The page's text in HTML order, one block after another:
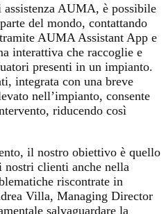
AUMA, è possibile
del mondo, contattando
AUMA Assistant App e
interattiva che raccoglie e
presenti in un impianto.
integrata con una breve
nell’impianto, consente
riducendo così
il nostro obiettivo è quello
nostri clienti anche nella
riscontrate in
Villa, Managing Director
salvaguardare la